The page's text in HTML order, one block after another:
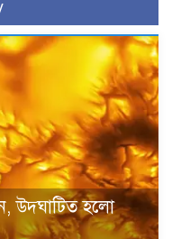
উদ্ঘাটিত হলো